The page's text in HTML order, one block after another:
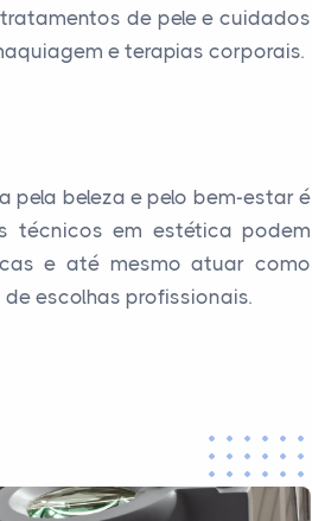
de pele e cuidados
e terapias corporais.
pela beleza e pelo bem-estar é
técnicos em estética podem
e até mesmo atuar como
escolhas profissionais.